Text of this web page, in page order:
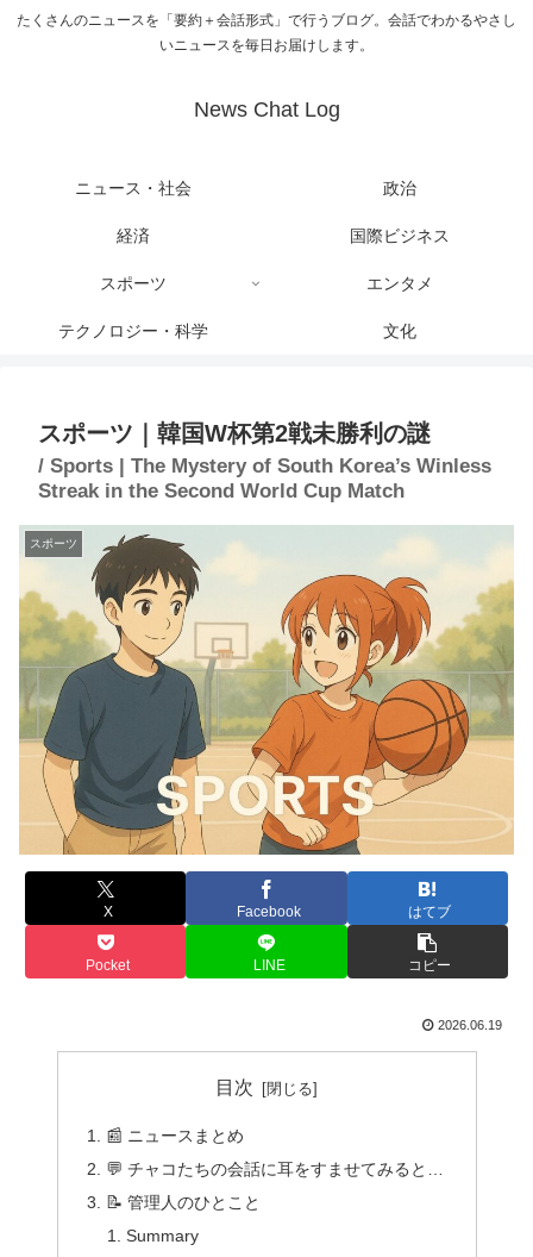
たくさんのニュースを「要約＋会話形式」で行うブログ。会話でわかるやさし
いニュースを毎日お届けします。
News Chat Log
ニュース・社会 政治
経済 国際ビジネス
スポーツ エンタメ
テクノロジー・科学 文化
スポーツ｜韓国W杯第2戦未勝利の謎
/ Sports | The Mystery of South Korea’s Winless
Streak in the Second World Cup Match
スポーツ
X Facebook はてブ
Pocket LINE コピー
2026.06.19
目次
📰 ニュースまとめ
💬 チャコたちの会話に耳をすませてみると…
📝 管理人のひとこと
Summary